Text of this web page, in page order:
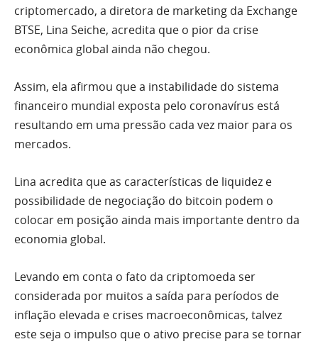
criptomercado, a diretora de marketing da Exchange
BTSE, Lina Seiche, acredita que o pior da crise
econômica global ainda não chegou.
Assim, ela afirmou que a instabilidade do sistema
financeiro mundial exposta pelo coronavírus está
resultando em uma pressão cada vez maior para os
mercados.
Lina acredita que as características de liquidez e
possibilidade de negociação do bitcoin podem o
colocar em posição ainda mais importante dentro da
economia global.
Levando em conta o fato da criptomoeda ser
considerada por muitos a saída para períodos de
inflação elevada e crises macroeconômicas, talvez
este seja o impulso que o ativo precise para se tornar